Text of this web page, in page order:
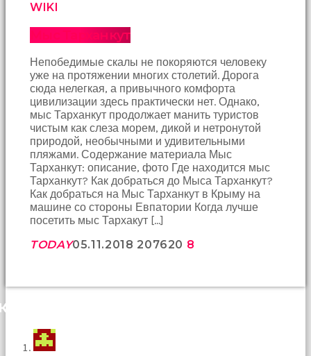
WIKI
Мыс Тарханкут
Непобедимые скалы не покоряются человеку
уже на протяжении многих столетий. Дорога
сюда нелегкая, а привычного комфорта
цивилизации здесь практически нет. Однако,
мыс Тарханкут продолжает манить туристов
чистым как слеза морем, дикой и нетронутой
природой, необычными и удивительными
пляжами. Содержание материала Мыс
Тарханкут: описание, фото Где находится мыс
Тарханкут? Как добраться до Мыса Тарханкут?
Как добраться на Мыс Тарханкут в Крыму на
машине со стороны Евпатории Когда лучше
посетить мыс Тархакут […]
TODAY05.11.2018 207620 8
(24)